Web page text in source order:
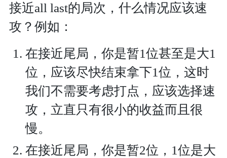
接近all last的局次，什么情况应该速
攻？例如：
在接近尾局，你是暂1位甚至是大1
位，应该尽快结束拿下1位，这时
我们不需要考虑打点，应该选择速
攻，立直只有很小的收益而且很
慢。
在接近尾局，你是暂2位，1位是大